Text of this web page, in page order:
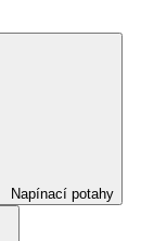
Napínací potahy